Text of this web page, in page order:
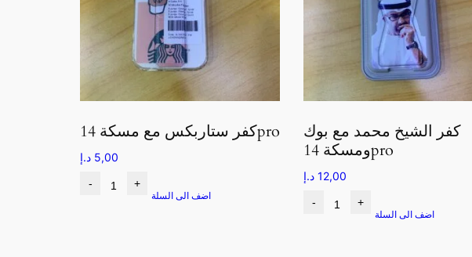
كفر ستاربكس مع مسكة 14pro
5,00 د.إ
- +
اضف الى السلة
كفر الشيخ محمد مع بوك
ومسكة 14pro
12,00 د.إ
- +
اضف الى السلة